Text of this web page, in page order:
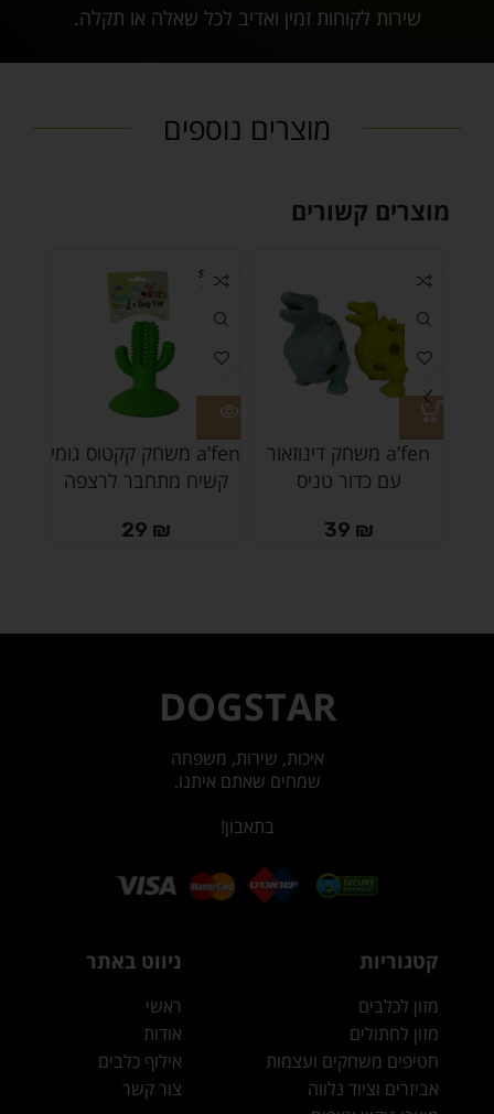
שירות לקוחות זמין ואדיב לכל שאלה או תקלה.
מוצרים נוספים
מוצרים קשורים
a’fen משחק דינוזאור
עם כדור טניס
39 ₪
SOLD
OUT
a’fen משחק קקטוס גומי
קשיח מתחבר לרצפה
29 ₪
DOGSTAR
איכות, שירות, משפחה
שמחים שאתם איתנו.
בתאבון!
קטגוריות
מזון לכלבים
מזון לחתולים
חטיפים משחקים ועצמות
אביזרים וציוד נלווה
ניווט באתר
ראשי
אודות
אילוף כלבים
צור קשר